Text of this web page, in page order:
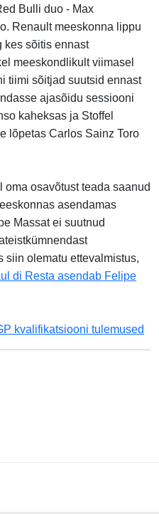
Bulli duo - Max
Renault meeskonna lippu
kes sõitis ennast
meeskondlikult viimasel
tiimi sõitjad suutsid ennast
ajasõidu sessiooni
kaheksas ja Stoffel
lõpetas Carlos Sainz Toro
osavõtust teada saanud
asendamas
Massat ei suutnud
siin olematu ettevalmistus,
di Resta asendab Felipe
kvalifikatsiooni tulemused